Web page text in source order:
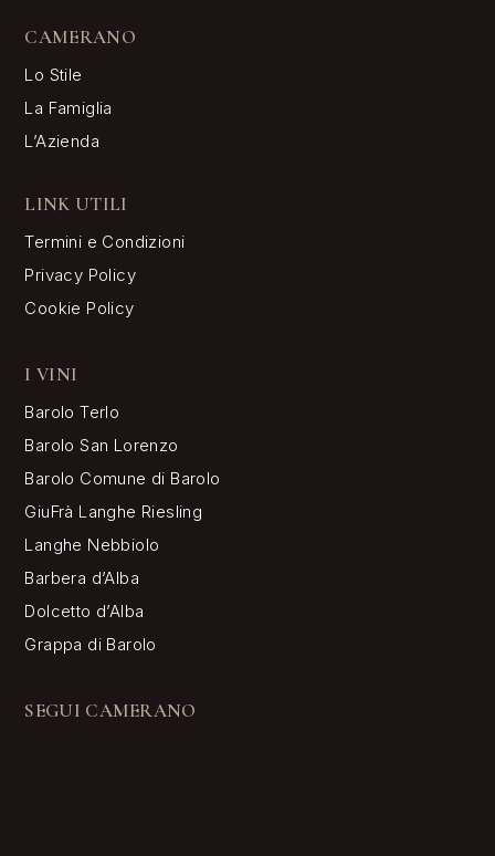
CAMERANO
Lo Stile
La Famiglia
L’Azienda
LINK UTILI
Termini e Condizioni
Privacy Policy
Cookie Policy
I VINI
Barolo Terlo
Barolo San Lorenzo
Barolo Comune di Barolo
GiuFrà Langhe Riesling
Langhe Nebbiolo
Barbera d’Alba
Dolcetto d’Alba
Grappa di Barolo
SEGUI CAMERANO